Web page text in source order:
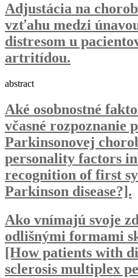
Adjustácia na
vzťahu medzi
distresom u
artritídou.
abstract
Aké osobnostné
včasné rozpoznanie
Parkinsonovej
personality factors
recognition of first
Parkinson disease?].
Ako vnímajú svoje
odlišnými formami
[How patients with
sclerosis multiplex